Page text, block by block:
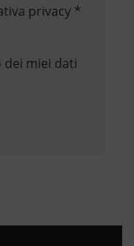
privacy*
miei dati